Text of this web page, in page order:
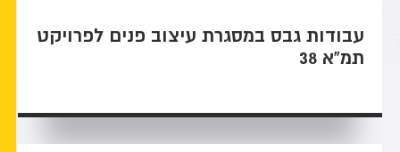
עבודות גבס במסגרת עיצוב פנים לפרויקט
תמ"א 38